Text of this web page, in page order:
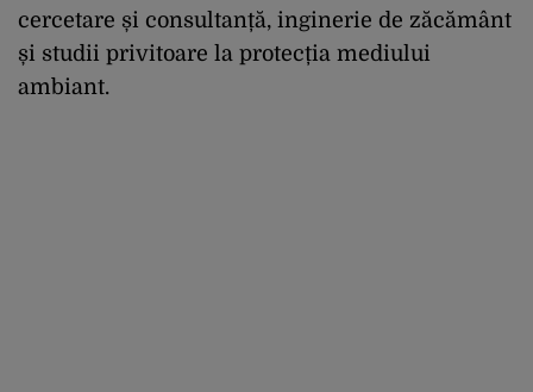
cercetare și consultanță, inginerie de zăcământ
și studii privitoare la protecția mediului
ambiant.